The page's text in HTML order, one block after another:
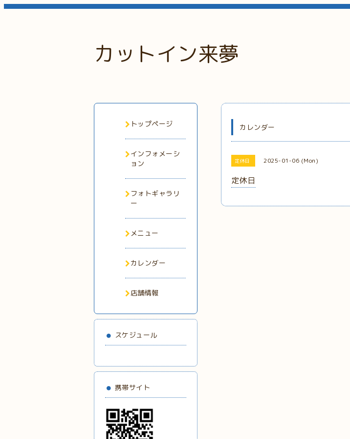
カットイン来夢
カレンダー
定休日 2025-01-06 (Mon)
定休日
トップページ
インフォメーシ
ョン
フォトギャラリ
ー
メニュー
カレンダー
店舗情報
スケジュール
携帯サイト